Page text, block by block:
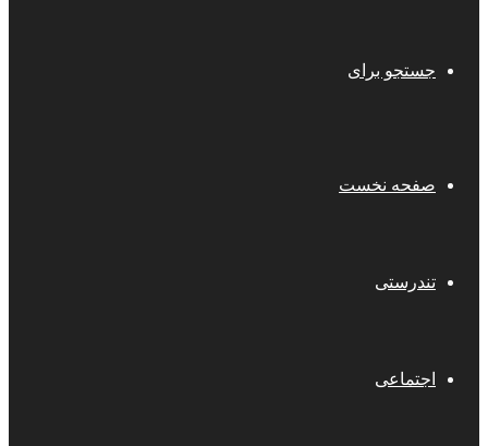
جستجو برای
صفحه نخست
تندرستی
اجتماعی